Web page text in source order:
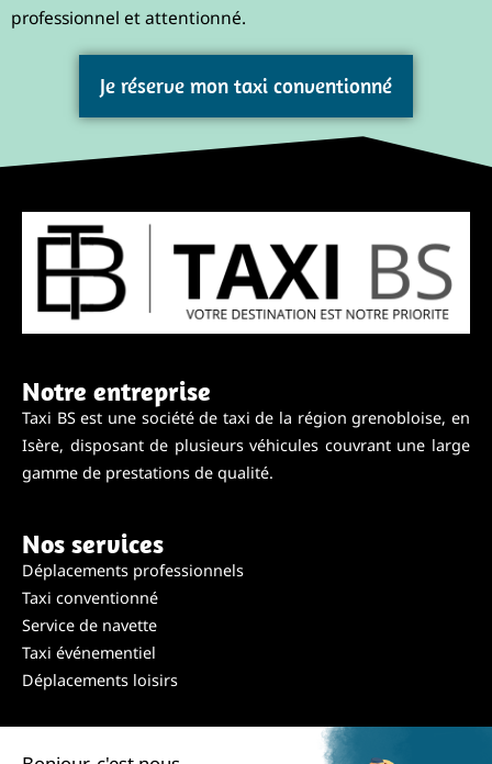
professionnel et attentionné.
Je réserve mon taxi conventionné
Notre entreprise
Taxi BS est une société de taxi de la région grenobloise, en
Isère, disposant de plusieurs véhicules couvrant une large
gamme de prestations de qualité.
Nos services
Déplacements professionnels
Taxi conventionné
Service de navette
Taxi événementiel
Déplacements loisirs
Nous contacter